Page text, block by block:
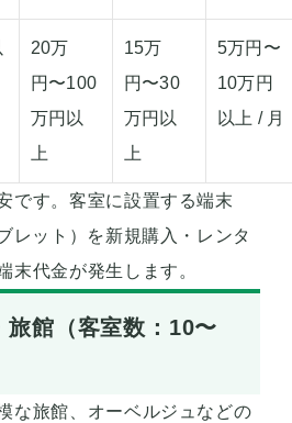
20万
円〜100
万円以
上
15万
円〜30
万円以
上
5万円〜
10万円
以上 / 月
です。客室に設置する端末
レット）を新規購入・レンタ
末代金が発生します。
旅館（客室数：10〜
な旅館、オーベルジュなどの